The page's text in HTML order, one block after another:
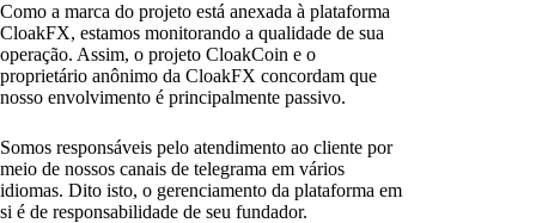
Como a marca do projeto está anexada à plataforma
CloakFX, estamos monitorando a qualidade de sua
operação. Assim, o projeto CloakCoin e o
proprietário anônimo da CloakFX concordam que
nosso envolvimento é principalmente passivo.
Somos responsáveis pelo atendimento ao cliente por
meio de nossos canais de telegrama em vários
idiomas. Dito isto, o gerenciamento da plataforma em
si é de responsabilidade de seu fundador.